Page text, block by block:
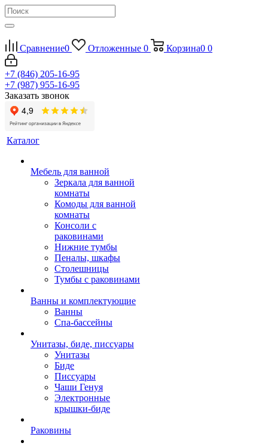
Сравнение0 Отложенные 0 Корзина0 0
+7 (846) 205-16-95
+7 (987) 955-16-95
Заказать звонок
Каталог
Мебель для ванной
Зеркала для ванной
комнаты
Комоды для ванной
комнаты
Консоли с
раковинами
Нижние тумбы
Пеналы, шкафы
Столешницы
Тумбы с раковинами
Ванны и комплектующие
Ванны
Спа-бассейны
Унитазы, биде, писсуары
Унитазы
Биде
Писсуары
Чаши Генуя
Электронные
крышки-биде
Раковины